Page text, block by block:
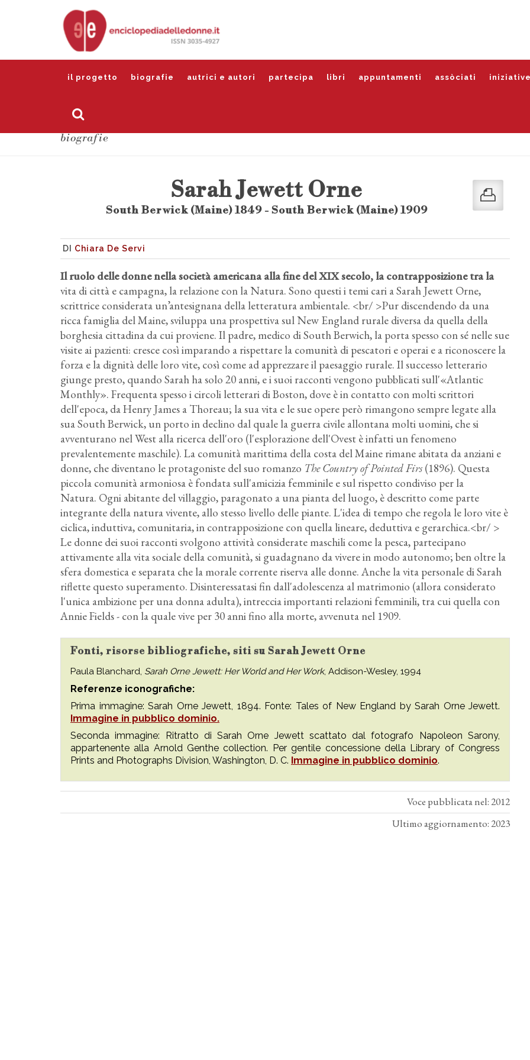
il progetto biografie autrici e autori partecipa libri appuntamenti assòciati iniziative
biografie
Ritratto di Sarah Orne Jewett scattato dal fotografo
Napoleon Sarony, appartenente alla Arnold Genthe
collection.
Sarah Jewett Orne
South Berwick (Maine) 1849 - South Berwick (Maine) 1909
DI Chiara De Servi
Il ruolo delle donne nella società americana alla fine del XIX secolo, la contrapposizione tra la
vita di città e campagna, la relazione con la Natura. Sono questi i temi cari a Sarah Jewett Orne,
scrittrice considerata un’antesignana della letteratura ambientale. <br/ >Pur discendendo da una
ricca famiglia del Maine, sviluppa una prospettiva sul New England rurale diversa da quella della
borghesia cittadina da cui proviene. Il padre, medico di South Berwich, la porta spesso con sé nelle sue
visite ai pazienti: cresce così imparando a rispettare la comunità di pescatori e operai e a riconoscere la
forza e la dignità delle loro vite, così come ad apprezzare il paesaggio rurale. Il successo letterario
giunge presto, quando Sarah ha solo 20 anni, e i suoi racconti vengono pubblicati sull'«Atlantic
Monthly». Frequenta spesso i circoli letterari di Boston, dove è in contatto con molti scrittori
dell'epoca, da Henry James a Thoreau; la sua vita e le sue opere però rimangono sempre legate alla
sua South Berwick, un porto in declino dal quale la guerra civile allontana molti uomini, che si
avventurano nel West alla ricerca dell'oro (l'esplorazione dell'Ovest è infatti un fenomeno
prevalentemente maschile). La comunità marittima della costa del Maine rimane abitata da anziani e
donne, che diventano le protagoniste del suo romanzo The Country of Pointed Firs(1896). Questa
piccola comunità armoniosa è fondata sull'amicizia femminile e sul rispetto condiviso per la
Natura. Ogni abitante del villaggio, paragonato a una pianta del luogo, è descritto come parte
integrante della natura vivente, allo stesso livello delle piante. L'idea di tempo che regola le loro vite è
ciclica, induttiva, comunitaria, in contrapposizione con quella lineare, deduttiva e gerarchica.<br/ >
Le donne dei suoi racconti svolgono attività considerate maschili come la pesca, partecipano
attivamente alla vita sociale della comunità, si guadagnano da vivere in modo autonomo; ben oltre la
sfera domestica e separata che la morale corrente riserva alle donne. Anche la vita personale di Sarah
riflette questo superamento. Disinteressatasi fin dall'adolescenza al matrimonio (allora considerato
l'unica ambizione per una donna adulta), intreccia importanti relazioni femminili, tra cui quella con
Annie Fields - con la quale vive per 30 anni fino alla morte, avvenuta nel 1909.
Fonti, risorse bibliografiche, siti su Sarah Jewett Orne
Paula Blanchard, Sarah Orne Jewett: Her World and Her Work, Addison-Wesley, 1994
Referenze iconografiche:
Prima immagine: Sarah Orne Jewett, 1894. Fonte: Tales of New England by Sarah Orne Jewett.
Immagine in pubblico dominio.
Seconda immagine: Ritratto di Sarah Orne Jewett scattato dal fotografo Napoleon Sarony,
appartenente alla Arnold Genthe collection. Per gentile concessione della Library of Congress
Prints and Photographs Division, Washington, D. C. Immagine in pubblico dominio.
Voce pubblicata nel: 2012
Ultimo aggiornamento: 2023